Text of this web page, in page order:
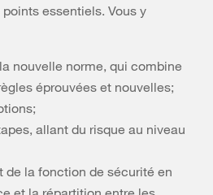
essentiels. Vous y
nouvelle norme, qui combine
éprouvées et nouvelles;
allant du risque au niveau
de la fonction de sécurité en